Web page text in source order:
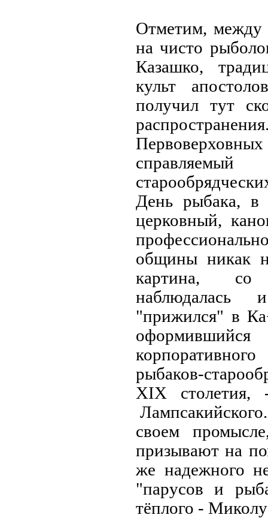
Отметим, между
на чисто
Казашко,
культ
получил тут
День рыбака, в
церковный,
общины никак
картина, со
"прижился" в
рыбаков-
XIX столетия,
своем
призывают на
же надежного
"парусов и
тёплого -